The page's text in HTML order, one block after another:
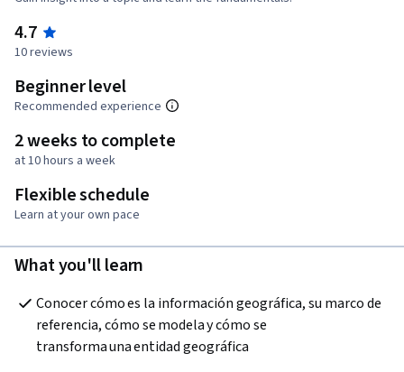
4.7
10 reviews
Beginner level
Recommended experience
2 weeks to complete
at 10 hours a week
Flexible schedule
Learn at your own pace
What you'll learn
Conocer cómo es la información geográfica, su marco de
referencia, cómo se modela y cómo se
transforma una entidad geográfica